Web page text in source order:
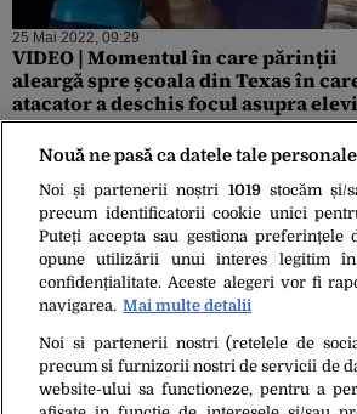
25 Mai 2022, 09:29
VIDEO | Momentul în care părinții
aleargă spre școala din Texas în
atacator a deschis focul asupra
și profesorilor / Criminalul a fost
de un agent de poliție
15 Mai 2022, 13:34
Soldații ruși din Ucraina, pe culmile
disperării: „Lasă-te înjunghiat…
Nouă ne pasă ca datele tale
Noi și partenerii noștri 1019stocăm și/
precum identificatorii cookie unici
Puteți accepta sau gestiona
opune utilizării unui interes legitim
confidențialitate. Aceste alegeri vor fi
navigarea. Mai multe detalii
Noi si partenerii nostri (retelele de
precum si furnizorii nostri de servicii de
website-ului sa functioneze, pentru a